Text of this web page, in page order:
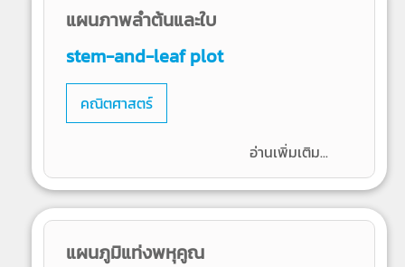
แผนภาพลำต้นและใบ
stem-and-leaf plot
คณิตศาสตร์
อ่านเพิ่มเติม...
แผนภูมิแท่งพหุคูณ